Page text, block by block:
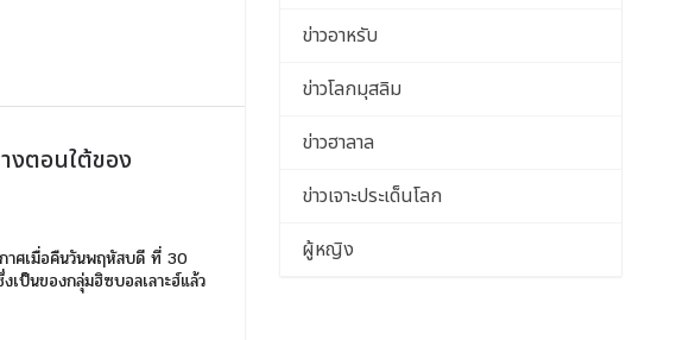
งตอนใต้ของ
กาศเมื่อคืนวันพฤหัสบดี ที่ 30
เป็นของกลุ่มฮิซบอลเลาะฮ์แล้ว
ข่าวอาหรับ
ข่าวโลกมุสลิม
ข่าวฮาลาล
ข่าวเจาะประเด็นโลก
ผู้หญิง